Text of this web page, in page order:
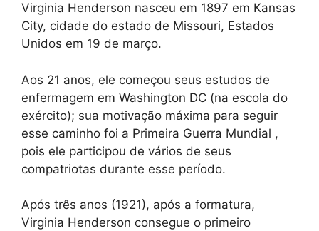
Virginia Henderson nasceu em 1897 em Kansas
City, cidade do estado de Missouri, Estados
Unidos em 19 de março.
Aos 21 anos, ele começou seus estudos de
enfermagem em Washington DC (na escola do
exército); sua motivação máxima para seguir
esse caminho foi a Primeira Guerra Mundial ,
pois ele participou de vários de seus
compatriotas durante esse período.
Após três anos (1921), após a formatura,
Virginia Henderson consegue o primeiro